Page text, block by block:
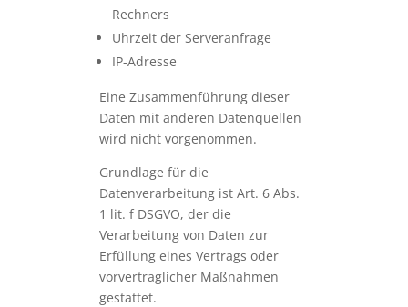
Rechners
Uhrzeit der Serveranfrage
IP-Adresse
Eine Zusammenführung dieser
Daten mit anderen Datenquellen
wird nicht vorgenommen.
Grundlage für die
Datenverarbeitung ist Art. 6 Abs.
1 lit. f DSGVO, der die
Verarbeitung von Daten zur
Erfüllung eines Vertrags oder
vorvertraglicher Maßnahmen
gestattet.